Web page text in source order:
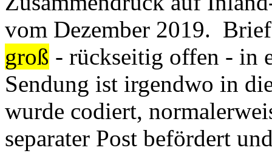
vom Dezember 2019.
groß - rückseitig offen - in
Sendung ist irgendwo in
wurde codiert,
separater Post befördert